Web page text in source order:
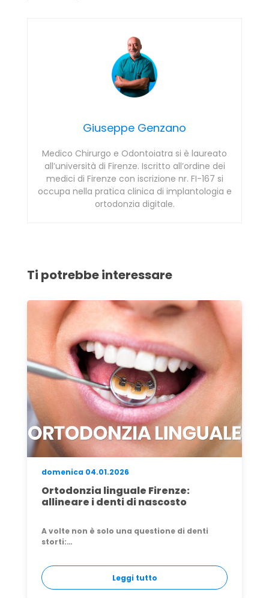
Giuseppe Genzano
Medico Chirurgo e Odontoiatra si è laureato
all’università di Firenze. Iscritto all’ordine dei
medici di Firenze con iscrizione nr. FI-167 si
occupa nella pratica clinica di implantologia e
ortodonzia digitale.
Ti potrebbe interessare
giovedì 07.05.2026
Le nostre opinioni su Invisalign:
recensioni e cose da sapere
Opinioni Invisalign: recensioni reali, pro e
contro e cosa sapere…
Leggi tutto